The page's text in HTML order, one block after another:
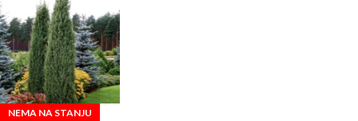
NEMA NA STANJU